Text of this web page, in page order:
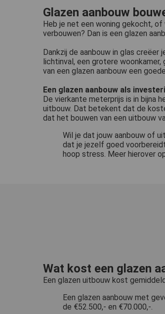
Glazen aanbouw
Heb je net een woning gekocht, of
verbouwen? Dan is een glazen
Dankzij de aanbouw in glas
lichtinval, een grotere
van een glazen aanbouw een
Een glazen aanbouw als
De vierkante meterprijs is in bijna
uitbouw. Dat betekent dat de
dat het bouwen van een uitbouw
Wil je dat jouw aanbouw of
dat je jezelf goed
hoop stress. Meer hierover
Wat kost een glazen
Een glazen uitbouw kost
Een glazen aanbouw met
de €52.500,- en €70.000,-.